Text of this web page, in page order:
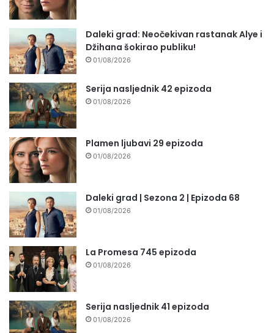
Daleki grad: Neočekivan rastanak Alye i
Džihana šokirao publiku!
01/08/2026
Serija nasljednik 42 epizoda
01/08/2026
Plamen ljubavi 29 epizoda
01/08/2026
Daleki grad | Sezona 2 | Epizoda 68
01/08/2026
La Promesa 745 epizoda
01/08/2026
Serija nasljednik 41 epizoda
01/08/2026